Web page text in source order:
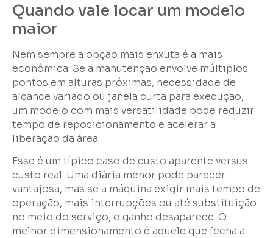
Quando vale locar um modelo
maior
Nem sempre a opção mais enxuta é a mais
econômica. Se a manutenção envolve múltiplos
pontos em alturas próximas, necessidade de
alcance variado ou janela curta para execução,
um modelo com mais versatilidade pode reduzir
tempo de reposicionamento e acelerar a
liberação da área.
Esse é um típico caso de custo aparente versus
custo real. Uma diária menor pode parecer
vantajosa, mas se a máquina exigir mais tempo de
operação, mais interrupções ou até substituição
no meio do serviço, o ganho desaparece. O
melhor dimensionamento é aquele que fecha a